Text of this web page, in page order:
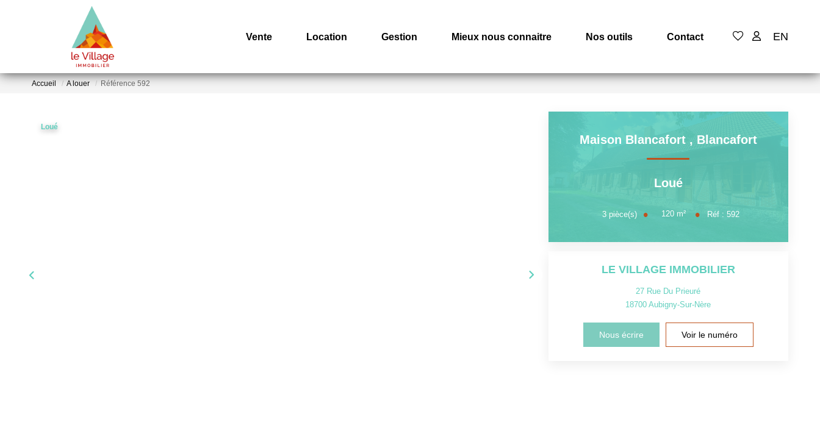
Vente Location Gestion Mieux nous connaitre Nos outils Contact EN
Accueil A louer Référence 592
Loué
Maison Blancafort , Blancafort
Loué
3 pièce(s) 120 m² Réf : 592
LE VILLAGE IMMOBILIER
27 Rue Du Prieuré
18700Aubigny-Sur-Nère
Nous écrire Voir le numéro